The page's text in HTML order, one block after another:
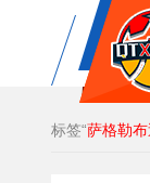
标签“萨格勒